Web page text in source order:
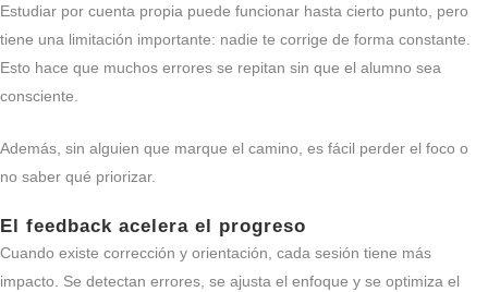
Estudiar por cuenta propia puede funcionar hasta cierto punto, pero
tiene una limitación importante: nadie te corrige de forma constante.
Esto hace que muchos errores se repitan sin que el alumno sea
consciente.
Además, sin alguien que marque el camino, es fácil perder el foco o
no saber qué priorizar.
El feedback acelera el progreso
Cuando existe corrección y orientación, cada sesión tiene más
impacto. Se detectan errores, se ajusta el enfoque y se optimiza el